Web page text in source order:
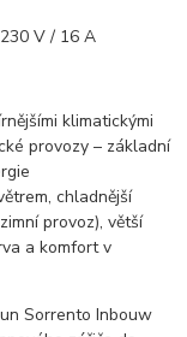
V / 16 A
klimatickými
provozy – základní
chladnější
provoz), větší
a komfort v